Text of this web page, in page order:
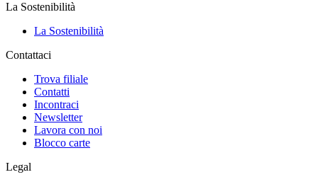
La Sostenibilità
La Sostenibilità
Contattaci
Trova filiale
Contatti
Incontraci
Newsletter
Lavora con noi
Blocco carte
Legal